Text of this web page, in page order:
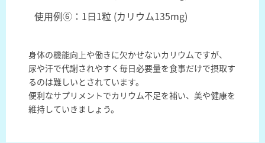
使用例⑥：1日1粒 (カリウム135mg)
身体の機能向上や働きに欠かせないカリウムですが、
尿や汗で代謝されやすく毎日必要量を食事だけで摂取す
るのは難しいとされています。
便利なサプリメントでカリウム不足を補い、美や健康を
維持していきましょう。